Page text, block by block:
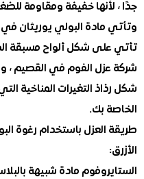
خفيفة ومقاومة للضغط.
البولي يوريثان في شكلين
شكل ألواح مسبقة الصب ،
الفوم في القصيم ، وفيها
التغيرات المناخية التي
بك.
باستخدام رغوة
مادة شبيهة بالبلاستيك